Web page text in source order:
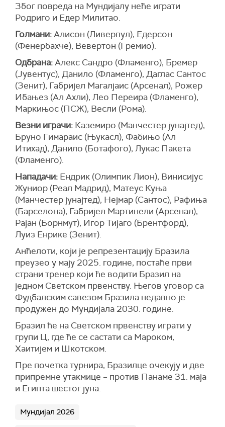
Због повреда на Мундијалу неће играти
Родриго и Едер Милитао.
Голмани:Алисон (Ливерпул), Едерсон
(Фенербахче), Вевертон (Гремио).
Одбрана:Алекс Сандро (Фламенго), Бремер
(Јувентус), Данило (Фламенго), Даглас Сантос
(Зенит), Габријел Магалјаис (Арсенал), Рожер
Ибањез (Ал Ахли), Лео Переира (Фламенго),
Маркињос (ПСЖ), Весли (Рома).
Везни играчи: Каземиро (Манчестер јунајтед),
Бруно Гимараис (Њукасл), Фабињо (Ал
Итихад), Данило (Ботафого), Лукас Пакета
(Фламенго).
Нападачи: Ендрик (Олимпик Лион), Винисијус
Жуниор (Реал Мадрид), Матеус Куња
(Манчестер јунајтед), Нејмар (Сантос), Рафиња
(Барселона), Габријел Мартинели (Арсенал),
Рајан (Борнмут), Игор Тијаго (Брентфорд),
Луиз Енрике (Зенит).
Анћелоти, који је репрезентацију Бразила
преузео у мају 2025. године, постаће први
страни тренер који ће водити Бразил на
једном Светском првенству. Његов уговор са
Фудбалским савезом Бразила недавно је
продужен до Мундијала 2030. године.
Бразил ће на Светском првенству играти у
групи Ц, где ће се састати са Мароком,
Хаитијем и Шкотском.
Пре почетка турнира, Бразилце очекују и две
припремне утакмице – против Панаме 31. маја
и Египта шестог јуна.
Мундијал 2026